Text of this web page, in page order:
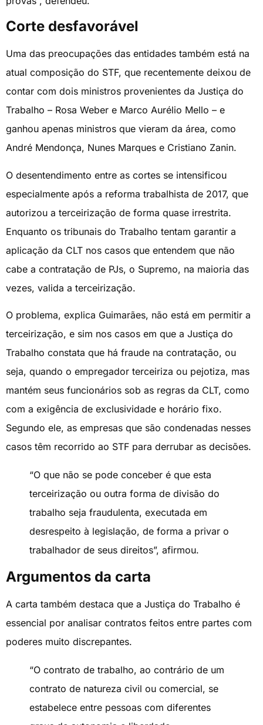
Corte desfavorável
Uma das preocupações das entidades também está na
atual composição do STF, que recentemente deixou de
contar com dois ministros provenientes da Justiça do
Trabalho – Rosa Weber e Marco Aurélio Mello – e
ganhou apenas ministros que vieram da área, como
André Mendonça, Nunes Marques e Cristiano Zanin.
O desentendimento entre as cortes se intensificou
especialmente após a reforma trabalhista de 2017, que
autorizou a terceirização de forma quase irrestrita.
Enquanto os tribunais do Trabalho tentam garantir a
aplicação da CLT nos casos que entendem que não
cabe a contratação de PJs, o Supremo, na maioria das
vezes, valida a terceirização.
O problema, explica Guimarães, não está em permitir a
terceirização, e sim nos casos em que a Justiça do
Trabalho constata que há fraude na contratação, ou
seja, quando o empregador terceiriza ou pejotiza, mas
mantém seus funcionários sob as regras da CLT, como
com a exigência de exclusividade e horário fixo.
Segundo ele, as empresas que são condenadas nesses
casos têm recorrido ao STF para derrubar as decisões.
“O que não se pode conceber é que esta
terceirização ou outra forma de divisão do
trabalho seja fraudulenta, executada em
desrespeito à legislação, de forma a privar o
trabalhador de seus direitos”, afirmou.
Argumentos da carta
A carta também destaca que a Justiça do Trabalho é
essencial por analisar contratos feitos entre partes com
poderes muito discrepantes.
“O contrato de trabalho, ao contrário de um
contrato de natureza civil ou comercial, se
estabelece entre pessoas com diferentes